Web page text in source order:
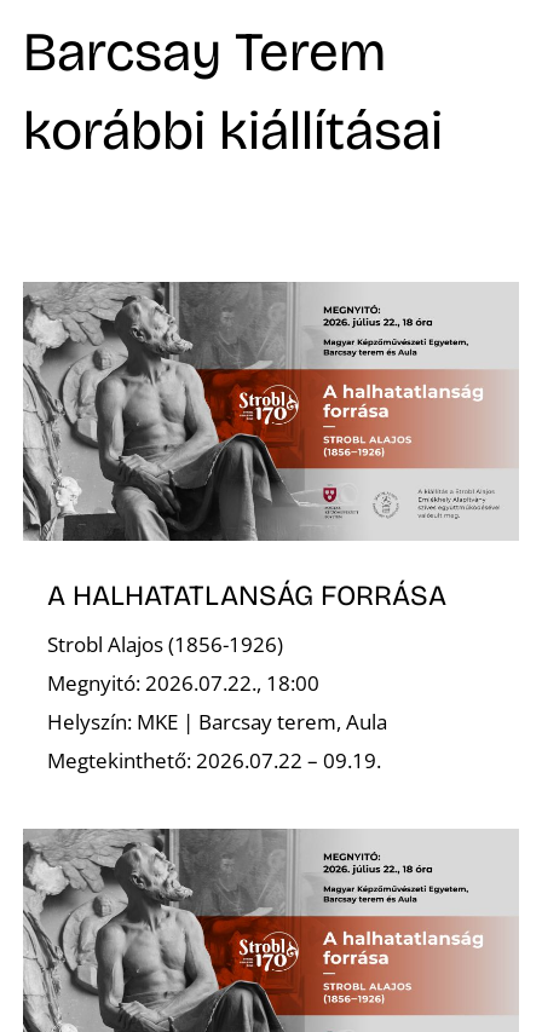
Barcsay Terem
korábbi kiállításai
A HALHATATLANSÁG FORRÁSA
Strobl Alajos (1856-1926)
Megnyitó: 2026.07.22., 18:00
Helyszín: MKE | Barcsay terem, Aula
Megtekinthető: 2026.07.22 – 09.19.